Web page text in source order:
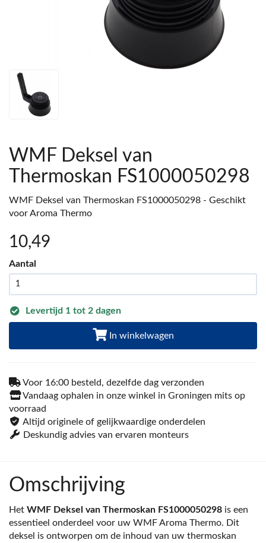
WMF Deksel van
Thermoskan FS1000050298
WMF Deksel van Thermoskan FS1000050298 - Geschikt
voor Aroma Thermo
10,49
Aantal
Levertijd 1 tot 2 dagen
In winkelwagen
Voor 16:00 besteld, dezelfde dag verzonden
Vandaag ophalen in onze winkel in Groningen mits op
voorraad
Altijd originele of gelijkwaardige onderdelen
Deskundig advies van ervaren monteurs
Omschrijving
Het WMF Deksel van Thermoskan FS1000050298 is een
essentieel onderdeel voor uw WMF Aroma Thermo. Dit
deksel is ontworpen om de inhoud van uw thermoskan